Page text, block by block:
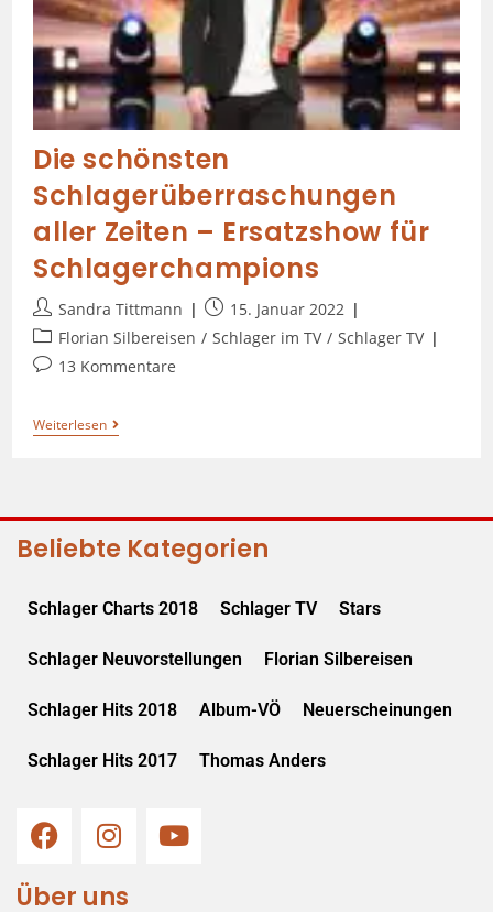
Die schönsten
Schlagerüberraschungen
aller Zeiten – Ersatzshow für
Schlagerchampions
Sandra Tittmann
15. Januar 2022
Florian Silbereisen / Schlager im TV / Schlager TV
13 Kommentare
Weiterlesen
Beliebte Kategorien
Schlager Charts 2018 Schlager TV Stars
Schlager Neuvorstellungen Florian Silbereisen
Schlager Hits 2018 Album-VÖ Neuerscheinungen
Schlager Hits 2017 Thomas Anders
Über uns